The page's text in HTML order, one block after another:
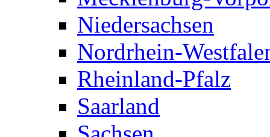
Niedersachsen
Nordrhein-
Rheinland-Pfalz
Saarland